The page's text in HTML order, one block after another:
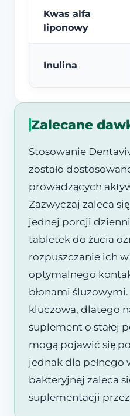
Kwas alfa
liponowy
Inulina
Zalecane
Stosowanie
zostało
prowadzących
Zazwyczaj zaleca
jednej porcji
tabletek do żucia
rozpuszczanie ich
optymalnego
błonami
kluczowa, dlatego
suplement o stałej
mogą pojawić się
jednak dla pełnego
bakteryjnej zaleca
suplementacji